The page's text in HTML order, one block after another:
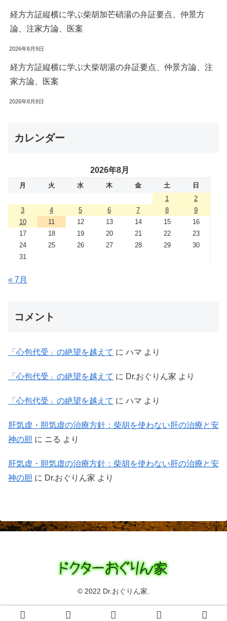
経方方証縦横に学ぶ柴胡加芒硝湯の弁証要点、仲景方
論、注家方論、医案
2026年8月9日
経方方証縦横に学ぶ大柴胡湯の弁証要点、仲景方論、注
家方論、医案
2026年8月8日
カレンダー
2026年8月
月 火 水 木 金 土
日
1
2
3
4 5 6 7 8
9
10
11 12 13 14 15
16
17
18 19 20 21 22
23
24
25 26 27 28 29
30
31
« 7月
コメント
「心包代受」の絶望を越えて に ハマ より
「心包代受」の絶望を越えて に Dr.おぐりん家 より
「心包代受」の絶望を越えて に ハマ より
肝気虚・胆気虚の治療方針：柴胡を使わない肝の治療と安
神の胆 に ニる より
肝気虚・胆気虚の治療方針：柴胡を使わない肝の治療と安
神の胆 に Dr.おぐりん家 より
© 2022 Dr.おぐりん家.